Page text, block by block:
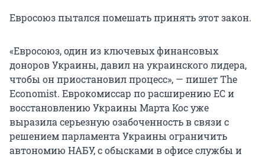
Евросоюз пытался помешать принять этот закон.
«Евросоюз, один из ключевых финансовых
доноров Украины, давил на украинского лидера,
чтобы он приостановил процесс», — пишет The
Economist. Еврокомиссар по расширению ЕС и
восстановлению Украины Марта Кос уже
выразила серьезную озабоченность в связи с
решением парламента Украины ограничить
автономию НАБУ, с обысками в офисе службы и